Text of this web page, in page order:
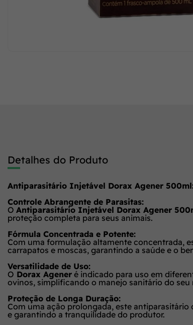
Detalhes do Produto
Antiparasitário Injetável Dorax Agener
Controle Abrangente de Parasitas:
O Antiparasitário Injetável Dorax Agener
proteção completa para seus animais.
Fórmula Concentrada e Potente:
Com uma formulação altamente concentrada,
carrapatos e moscas, garantindo a saúde e o
Versatilidade de Uso:
O Dorax Agener é indicado para uso em
ovinos, simplificando o manejo sanitário do seu
Proteção de Longa Duração:
Com uma ação prolongada, este
e garantindo a tranquilidade do produtor.